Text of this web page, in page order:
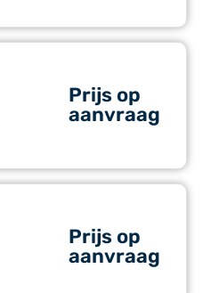
Prijs op
aanvraag
Prijs op
aanvraag